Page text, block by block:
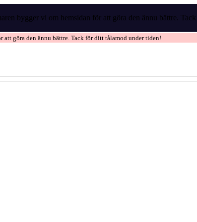
bygger vi om hemsidan för att göra den ännu bättre.
att göra den ännu bättre. Tack för ditt tålamod under tiden!